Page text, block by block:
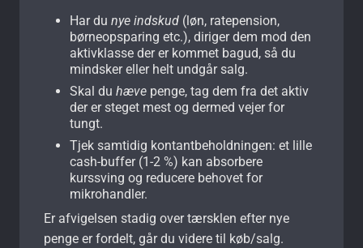
Har du nye indskud (løn, ratepension,
børneopsparing etc.), diriger dem mod den
aktivklasse der er kommet bagud, så du
mindsker eller helt undgår salg.
Skal du hæve penge, tag dem fra det aktiv
der er steget mest og dermed vejer for
tungt.
Tjek samtidig kontantbeholdningen: et lille
cash-buffer (1-2 %) kan absorbere
kurssving og reducere behovet for
mikrohandler.
Er afvigelsen stadig over tærsklen efter nye
penge er fordelt, går du videre til køb/salg.